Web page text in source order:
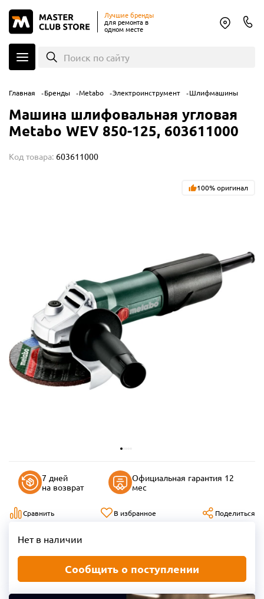
Лучшие бренды
для ремонта в
одном месте
Поиск по сайту
Главная Бренды Metabo Электроинструмент Шлифмашины
Машина шлифовальная угловая
Metabo WEV 850-125, 603611000
Код товара: 603611000
100% оригинал
7 дней
на возврат
Официальная гарантия 12
мес
Сравнить В избранное Поделиться
Нет в наличии
Сообщить о поступлении